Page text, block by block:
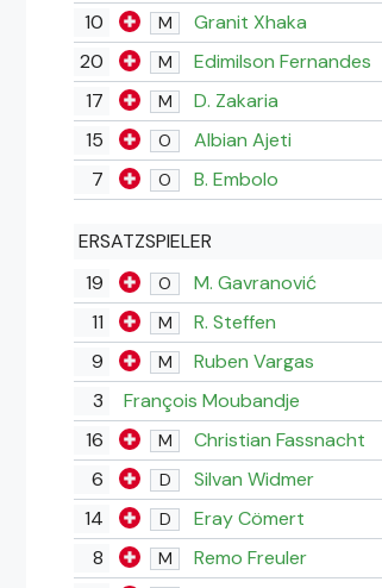
10 M Granit Xhaka
20 M Edimilson Fernandes
17 M D. Zakaria
15 O Albian Ajeti
7 O B. Embolo
ERSATZSPIELER
19
O M. Gavranović
11 M R. Steffen
9 M Ruben Vargas
3
François Moubandje
16
M
Christian Fassnacht
6
D
Silvan Widmer
14
D
Eray Cömert
8
M
Remo Freuler